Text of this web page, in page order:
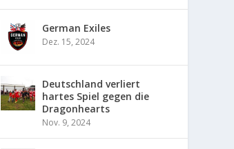
German Exiles
Dez. 15, 2024
Deutschland verliert
hartes Spiel gegen die
Dragonhearts
Nov. 9, 2024